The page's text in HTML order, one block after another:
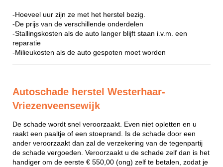
-Hoeveel uur zijn ze met het herstel bezig.
-De prijs van de verschillende onderdelen
-Stallingskosten als de auto langer blijft staan i.v.m. een
reparatie
-Milieukosten als de auto gespoten moet worden
Autoschade herstel Westerhaar-
Vriezenveensewijk
De schade wordt snel veroorzaakt. Even niet opletten en u
raakt een paaltje of een stoeprand. Is de schade door een
ander veroorzaakt dan zal de verzekering van de tegenpartij
de schade vergoeden. Veroorzaakt u de schade zelf dan is het
handiger om de eerste € 550,00 (ong) zelf te betalen, zodat je